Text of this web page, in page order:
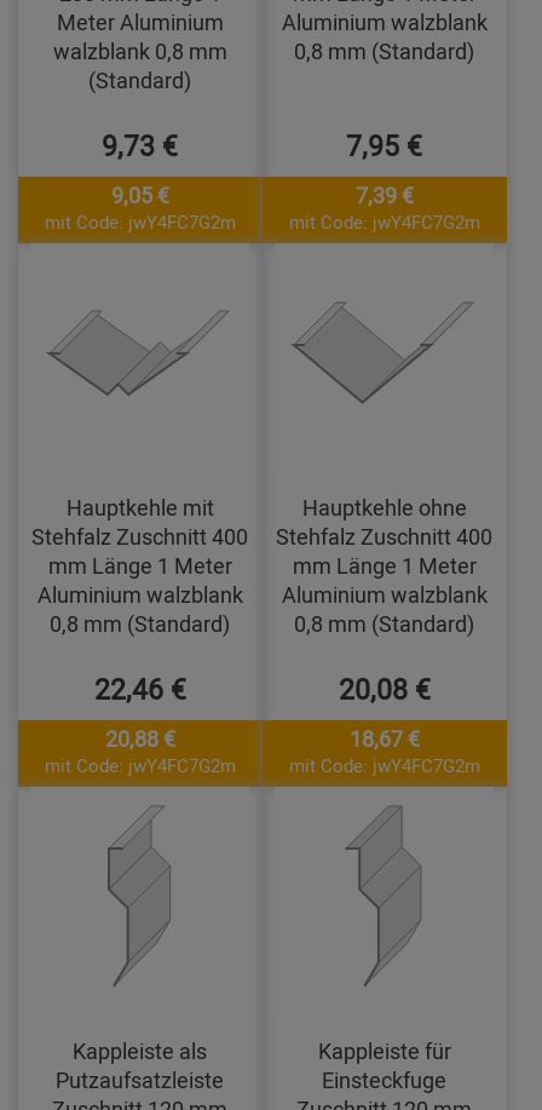
Meter Aluminium
walzblank 0,8 mm
(Standard)
9,73 €
9,05 €
mit Code: jwY4FC7G2m
Aluminium walzblank
0,8 mm (Standard)
7,95 €
7,39 €
mit Code: jwY4FC7G2m
Hauptkehle mit
Stehfalz Zuschnitt 400
mm Länge 1 Meter
Aluminium walzblank
0,8 mm (Standard)
22,46 €
20,88 €
mit Code: jwY4FC7G2m
Hauptkehle ohne
Stehfalz Zuschnitt 400
mm Länge 1 Meter
Aluminium walzblank
0,8 mm (Standard)
20,08 €
18,67 €
mit Code: jwY4FC7G2m
Kappleiste als
Putzaufsatzleiste
Kappleiste für
Einsteckfuge